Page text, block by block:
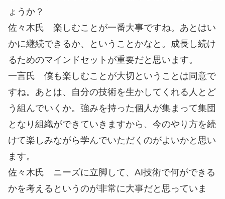
ょうか？
佐々木氏 楽しむことが一番大事ですね。あとはい
かに継続できるか、ということかなと。成長し続け
るためのマインドセットが重要だと思います。
一言氏 僕も楽しむことが大切ということは同意で
すね。あとは、自分の技術を生かしてくれる人とど
う組んでいくか。強みを持った個人が集まって集団
となり組織ができていきますから、今のやり方を続
けて楽しみながら学んでいただくのがよいかと思い
ます。
佐々木氏 ニーズに立脚して、AI技術で何ができる
かを考えるというのが非常に大事だと思っていま